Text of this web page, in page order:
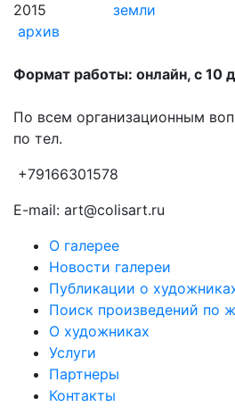
2015
земли
архив
Формат работы: онлайн, с 10
По всем организационным
по тел.
+79166301578
E-mail: art@colisart.ru
О галерее
Новости галереи
Публикации о
Поиск произведений по
О художниках
Услуги
Партнеры
Контакты